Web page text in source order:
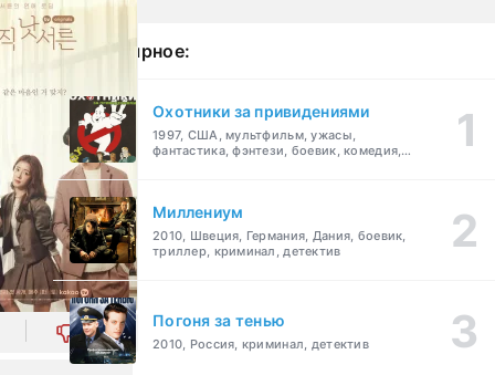
0
Популярное:
Охотники за привидениями
1997, США, мультфильм, ужасы,
фантастика, фэнтези, боевик, комедия,
Миллениум
2010, Швеция, Германия, Дания, боевик,
триллер, криминал, детектив
Погоня за тенью
2010, Россия, криминал, детектив